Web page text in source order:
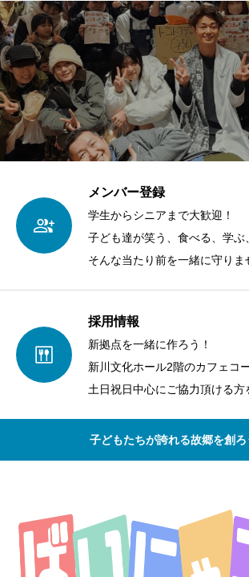
メンバー登録
学生からシニアまで大歓迎！
子ども達が笑う、食べる、学ぶ
そんな当たり前を一緒に守りま
採用情報
新拠点を一緒に作ろう！
新川文化ホール2階のカフェコー
土日祝日中心にご協力頂ける方
子どもたちが誇れる故郷を創ろ